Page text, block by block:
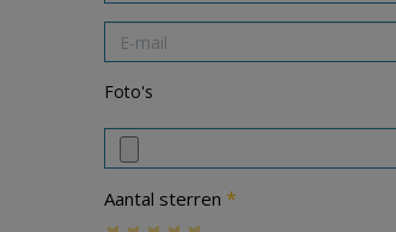
Foto's
Aantal sterren *